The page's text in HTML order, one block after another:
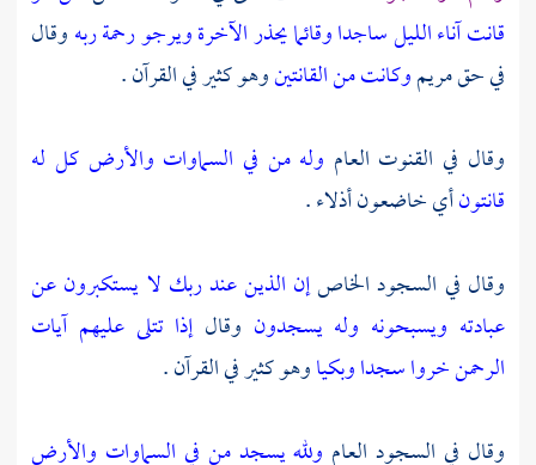
قانت آناء الليل ساجدا وقائما يحذر الآخرة ويرجو رحمة ربهوقال
في حقمريموكانت من القانتينوهو كثير في القرآن .
وقال في القنوت العام وله من في السماوات والأرض كل له
قانتونأي خاضعون أذلاء .
وقال في السجود الخاصإن الذين عند ربك لا يستكبرون عن
عبادته ويسبحونه وله يسجدون وقالإذا تتلى عليهم آيات
الرحمن خروا سجدا وبكياوهو كثير في القرآن .
وقال في السجود العام ولله يسجد من في السماوات والأرض